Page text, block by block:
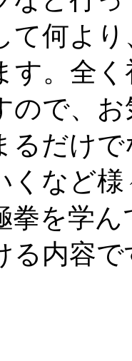
て何よ
す。全
ので、
るだけ
くなど
拳を学
る内容で